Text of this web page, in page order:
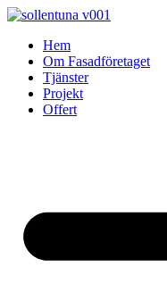
Skip
contentHem
Om Fasadföretaget
Tjänster
Projekt
Offert